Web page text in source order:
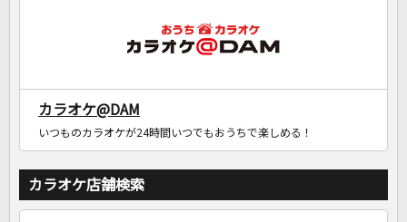
カラオケ@DAM
いつものカラオケが24時間いつでもおうちで楽しめる！
カラオケ店舗検索